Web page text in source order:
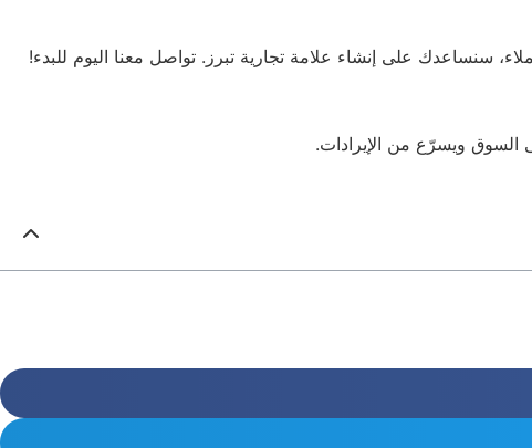
سنساعدك على إنشاء علامة تجارية تبرز. تواصل معنا اليوم للبدء!
السوق ويسرّع من الإيرادات.